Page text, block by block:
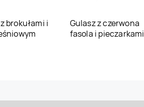
brokułami i
Gulasz z czerwona
fasola i pieczarkami